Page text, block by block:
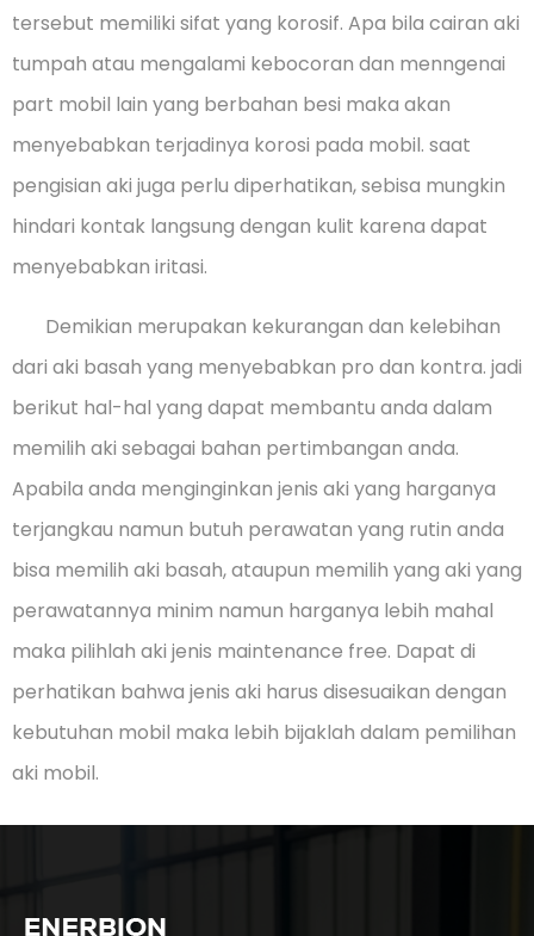
tersebut memiliki sifat yang korosif. Apa bila cairan aki
tumpah atau mengalami kebocoran dan menngenai
part mobil lain yang berbahan besi maka akan
menyebabkan terjadinya korosi pada mobil. saat
pengisian aki juga perlu diperhatikan, sebisa mungkin
hindari kontak langsung dengan kulit karena dapat
menyebabkan iritasi.
Demikian merupakan kekurangan dan kelebihan
dari aki basah yang menyebabkan pro dan kontra. jadi
berikut hal-hal yang dapat membantu anda dalam
memilih aki sebagai bahan pertimbangan anda.
Apabila anda menginginkan jenis aki yang harganya
terjangkau namun butuh perawatan yang rutin anda
bisa memilih aki basah, ataupun memilih yang aki yang
perawatannya minim namun harganya lebih mahal
maka pilihlah aki jenis maintenance free. Dapat di
perhatikan bahwa jenis aki harus disesuaikan dengan
kebutuhan mobil maka lebih bijaklah dalam pemilihan
aki mobil.